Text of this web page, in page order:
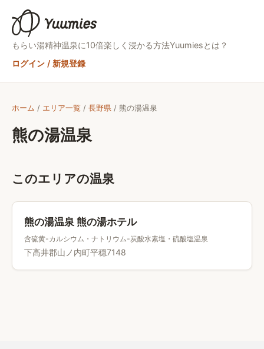
もらい湯精神温泉に10倍楽しく浸かる方法Yuumiesとは？
ログイン / 新規登録
ホーム / エリア一覧 / 長野県 / 熊の湯温泉
熊の湯温泉
このエリアの温泉
熊の湯温泉 熊の湯ホテル
含硫黄-カルシウム・ナトリウム-炭酸水素塩・硫酸塩温泉
下高井郡山ノ内町平穏7148